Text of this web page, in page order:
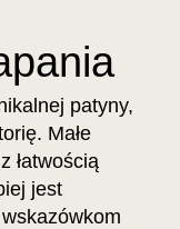
patyny,
Małe
łatwością
jest